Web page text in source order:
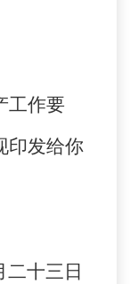
工作要
印发给你
十三日